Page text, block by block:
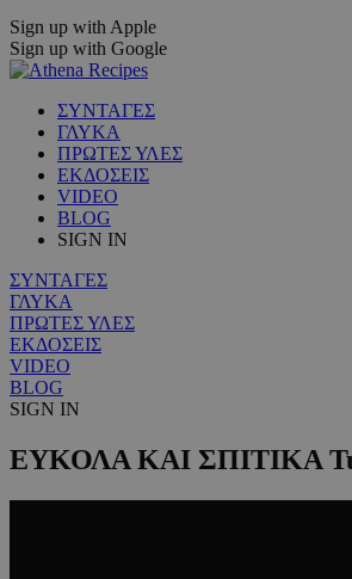
Sign up with Apple
Sign up with Google
ΣΥΝΤΑΓΕΣ
ΓΛΥΚΑ
ΠΡΩΤΕΣ ΥΛΕΣ
ΕΚΔΟΣΕΙΣ
VIDEO
BLOG
SIGN IN
ΣΥΝΤΑΓΕΣ
ΓΛΥΚΑ
ΠΡΩΤΕΣ ΥΛΕΣ
ΕΚΔΟΣΕΙΣ
VIDEO
BLOG
SIGN IN
ΕΥΚΟΛΑ ΚΑΙ ΣΠΙΤΙΚΑ